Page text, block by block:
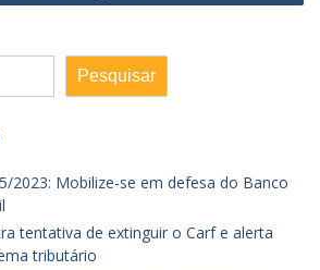
Pesquisar
2023: Mobilize-se em defesa do Banco
tentativa de extinguir o Carf e alerta
tributário